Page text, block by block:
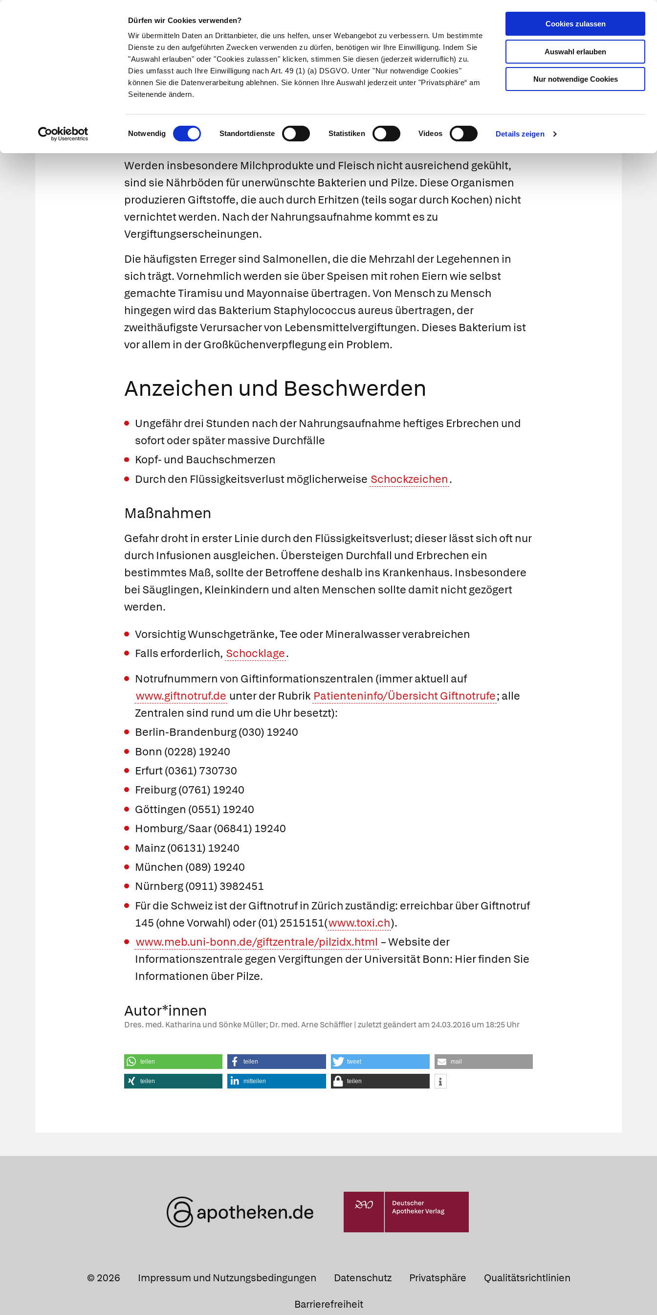
Dürfen wir Cookies verwenden?
Wir übermitteln Daten an Drittanbieter, die uns helfen, unser Webangebot zu verbessern. Um bestimmte
Dienste zu den aufgeführten Zwecken verwenden zu dürfen, benötigen wir Ihre Einwilligung. Indem Sie
"Auswahl erlauben" oder "Cookies zulassen" klicken, stimmen Sie diesen (jederzeit widerruflich) zu.
Dies umfasst auch Ihre Einwilligung nach Art. 49 (1) (a) DSGVO. Unter "Nur notwendige Cookies"
können Sie die Datenverarbeitung ablehnen. Sie können Ihre Auswahl jederzeit unter "Privatsphäre“ am
Seitenende ändern.
Einwilligungsauswahl
Notwendig Standortdienste Statistiken Videos Details zeigen
Cookies zulassen
Auswahl erlauben
Nur notwendige Cookies
Kundenlogin
Suche
Symptome Therapie Medikamente Naturheilkunde Eltern & Kind Gesund leben Über uns
Lebensmittelvergiftungen
Werden insbesondere Milchprodukte und Fleisch nicht ausreichend gekühlt,
sind sie Nährböden für unerwünschte Bakterien und Pilze. Diese Organismen
produzieren Giftstoffe, die auch durch Erhitzen (teils sogar durch Kochen) nicht
vernichtet werden. Nach der Nahrungsaufnahme kommt es zu
Vergiftungserscheinungen.
Die häufigsten Erreger sind Salmonellen, die die Mehrzahl der Legehennen in
sich trägt. Vornehmlich werden sie über Speisen mit rohen Eiern wie selbst
gemachte Tiramisu und Mayonnaise übertragen. Von Mensch zu Mensch
hingegen wird das Bakterium Staphylococcus aureus übertragen, der
zweithäufigste Verursacher von Lebensmittelvergiftungen. Dieses Bakterium ist
vor allem in der Großküchenverpflegung ein Problem.
Anzeichen und Beschwerden
Ungefähr drei Stunden nach der Nahrungsaufnahme heftiges Erbrechen und
sofort oder später massive Durchfälle
Kopf- und Bauchschmerzen
Durch den Flüssigkeitsverlust möglicherweise Schockzeichen.
Maßnahmen
Gefahr droht in erster Linie durch den Flüssigkeitsverlust; dieser lässt sich oft nur
durch Infusionen ausgleichen. Übersteigen Durchfall und Erbrechen ein
bestimmtes Maß, sollte der Betroffene deshalb ins Krankenhaus. Insbesondere
bei Säuglingen, Kleinkindern und alten Menschen sollte damit nicht gezögert
werden.
Vorsichtig Wunschgetränke, Tee oder Mineralwasser verabreichen
Falls erforderlich, Schocklage.
Notrufnummern von Giftinformationszentralen (immer aktuell auf
www.giftnotruf.de unter der Rubrik Patienteninfo/Übersicht Giftnotrufe; alle
Zentralen sind rund um die Uhr besetzt):
Berlin-Brandenburg (030) 19240
Bonn (0228) 19240
Erfurt (0361) 730730
Freiburg (0761) 19240
Göttingen (0551) 19240
Homburg/Saar (06841) 19240
Mainz (06131) 19240
München (089) 19240
Nürnberg (0911) 3982451
Für die Schweiz ist der Giftnotruf in Zürich zuständig: erreichbar über Giftnotruf
145 (ohne Vorwahl) oder (01) 2515151(www.toxi.ch).
www.meb.uni-bonn.de/giftzentrale/pilzidx.html – Website der
Informationszentrale gegen Vergiftungen der Universität Bonn: Hier finden Sie
Informationen über Pilze.
Autor*innen
Dres. med. Katharina und Sönke Müller; Dr. med. Arne Schäffler | zuletzt geändert am 24.03.2016um 18:25 Uhr
teilen teilen tweet mail
teilen mitteilen teilen
© 2026 Impressum und Nutzungsbedingungen Datenschutz Privatsphäre Qualitätsrichtlinien
Barrierefreiheit